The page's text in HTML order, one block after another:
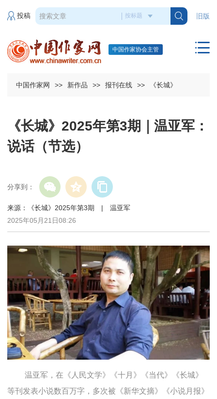
旧版
投稿
中国作家协会主管
中国作家网 >> 新作品 >> 报刊在线 >> 《长城》
《长城》2025年第3期｜温亚军：
说话（节选）
分享到：
来源：《长城》2025年第3期 | 温亚军
2025年05月21日08:26
温亚军，在《人民文学》《十月》《当代》《长城》
等刊发表小说数百万字，多次被《新华文摘》《小说月报》